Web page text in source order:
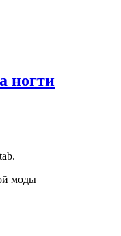
ногти
моды